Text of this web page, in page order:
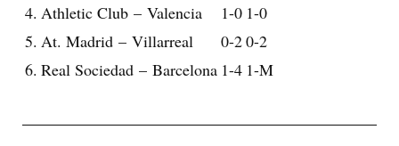
4. Athletic Club – Valencia 1-0 1-0
5. At. Madrid – Villarreal 0-20-2
6. Real Sociedad – Barcelona 1-4 1-M